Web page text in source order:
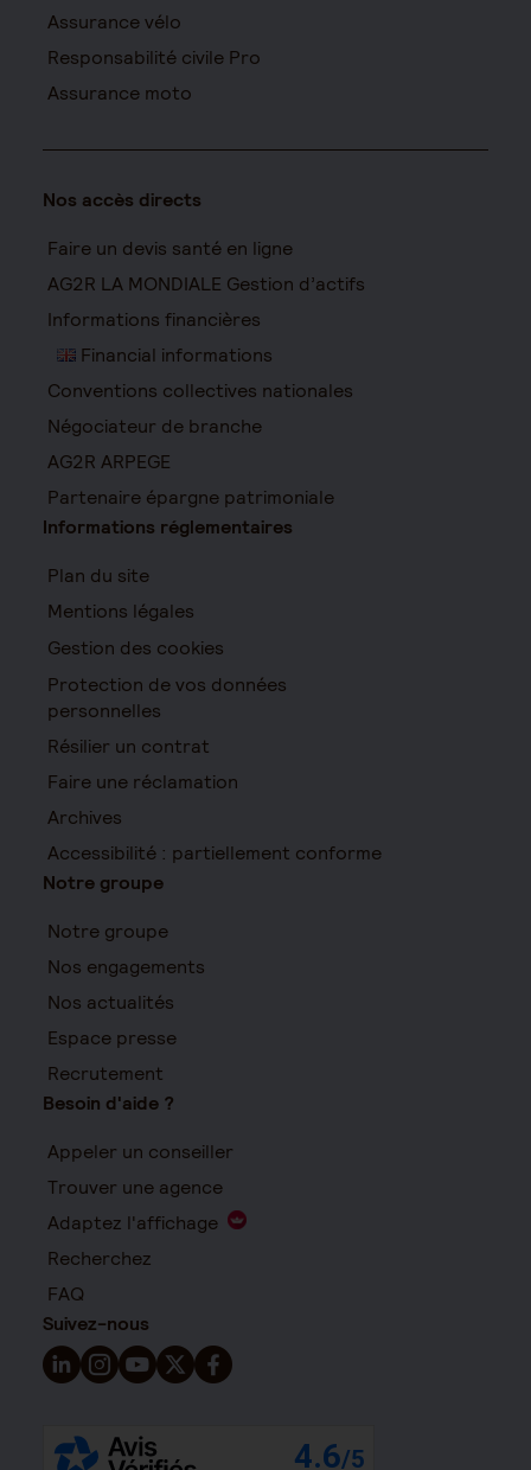
Assurance vélo
Responsabilité civile Pro
Assurance moto
Nos accès directs
Faire un devis santé en ligne
AG2R LA MONDIALE Gestion d’actifs
Informations financières
Financial informations
Conventions collectives nationales
Négociateur de branche
AG2R ARPEGE
Partenaire épargne patrimoniale
Informations réglementaires
Plan du site
Mentions légales
Gestion des cookies
Protection de vos données
personnelles
Résilier un contrat
Faire une réclamation
Archives
Accessibilité : partiellement conforme
Notre groupe
Notre groupe
Nos engagements
Nos actualités
Espace presse
Recrutement
Besoin d'aide ?
Appeler un conseiller
Trouver une agence
Adaptez l'affichage
Recherchez
FAQ
Suivez-nous
Suivez-nous sur LinkedIn - Nouvelle fenêtre
Suivez-nous sur Instagram - Nouvelle fenêtre
Suivez-nous sur YouTube - Nouvelle fenêtre
Suivez-nous sur X - Nouvelle fenêtre
Suivez-nous sur Facebook - Nouvelle